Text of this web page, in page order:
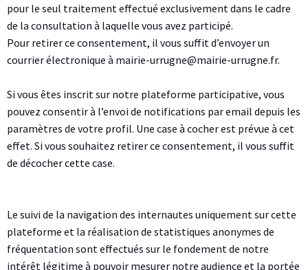
pour le seul traitement effectué exclusivement dans le cadre
de la consultation à laquelle vous avez participé.
Pour retirer ce consentement, il vous suffit d’envoyer un
courrier électronique à mairie-urrugne@mairie-urrugne.fr.
Si vous êtes inscrit sur notre plateforme participative, vous
pouvez consentir à l’envoi de notifications par email depuis les
paramètres de votre profil. Une case à cocher est prévue à cet
effet. Si vous souhaitez retirer ce consentement, il vous suffit
de décocher cette case.
Le suivi de la navigation des internautes uniquement sur cette
plateforme et la réalisation de statistiques anonymes de
fréquentation sont effectués sur le fondement de notre
intérêt légitime à pouvoir mesurer notre audience et la portée